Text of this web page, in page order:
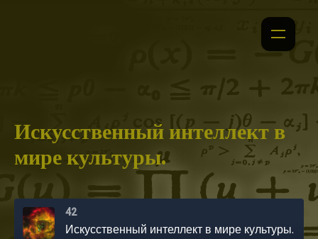
Искусственный интеллект в
мире культуры.
42
Искусственный интеллект в мире культуры.